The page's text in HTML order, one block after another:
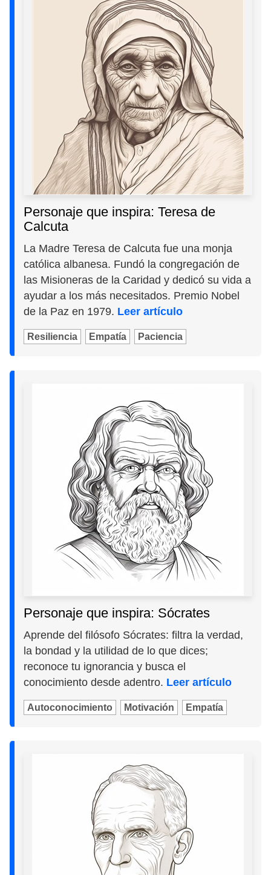
Personaje que inspira: Teresa de
Calcuta
La Madre Teresa de Calcuta fue una monja
católica albanesa. Fundó la congregación de
las Misioneras de la Caridad y dedicó su vida a
ayudar a los más necesitados. Premio Nobel
de la Paz en 1979. Leer artículo
Resiliencia Empatía Paciencia
Personaje que inspira: Sócrates
Aprende del filósofo Sócrates: filtra la verdad,
la bondad y la utilidad de lo que dices;
reconoce tu ignorancia y busca el
conocimiento desde adentro. Leer artículo
Autoconocimiento Motivación Empatía